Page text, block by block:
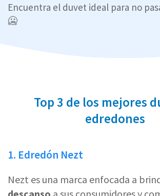
Encuentra el duvet ideal para no
🥶
Top 3 de los mejores
edredones
1. Edredón Nezt
Nezt es una marca enfocada a